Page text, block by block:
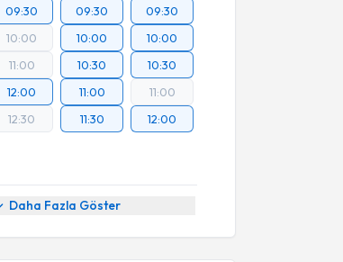
09:30
10:00
11:00
12:00
12:30
09:30
10:00
10:30
11:00
11:30
09:30
10:00
10:30
11:00
12:00
Daha Fazla Göster